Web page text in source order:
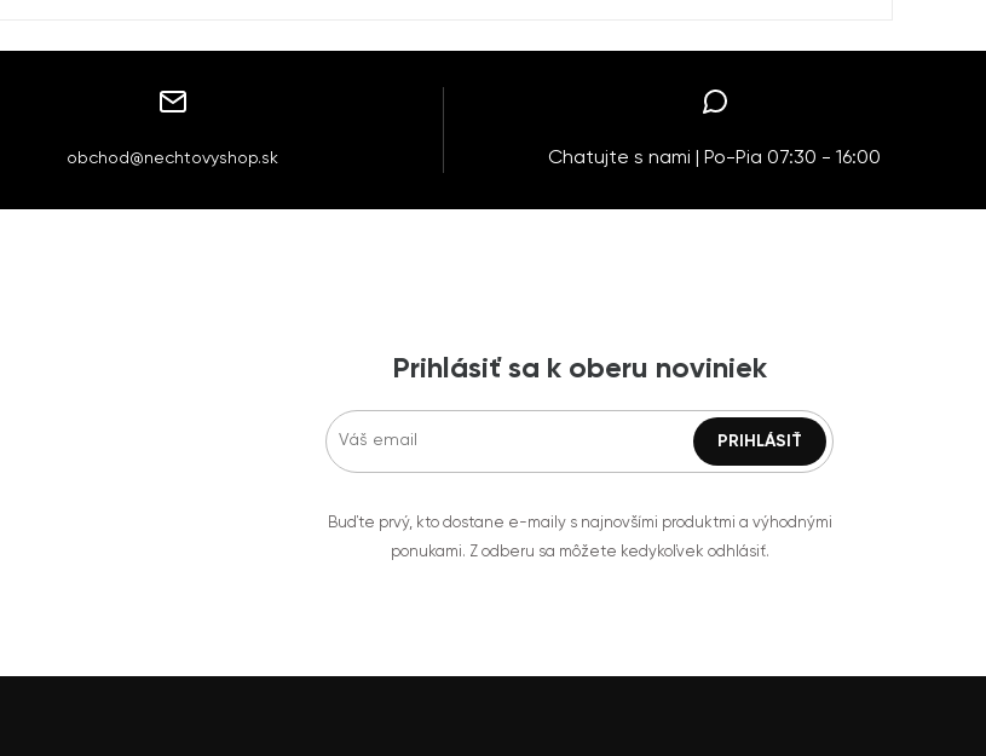
obchod@nechtovyshop.sk Chatujte s nami | Po-Pia 07:30 - 16:00
Prihlásiť sa k oberu noviniek
Buďte prvý, kto dostane e-maily s najnovšími produktmi a výhodnými
ponukami. Z odberu sa môžete kedykoľvek odhlásiť.